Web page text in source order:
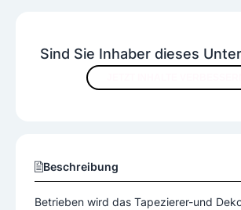
Sind Sie Inhaber dieses
Beschreibung
Betrieben wird das Tapezierer-und